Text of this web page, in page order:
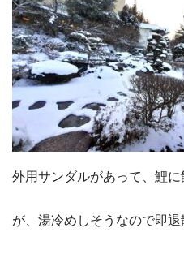
外用サンダルがあって、鯉に
が、湯冷めしそうなので即退